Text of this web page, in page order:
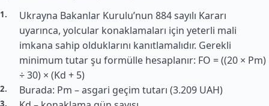
Ukrayna Bakanlar Kurulu’nun 884 sayılı Kararı
uyarınca, yolcular konaklamaları için yeterli mali
imkana sahip olduklarını kanıtlamalıdır. Gerekli
minimum tutar şu formülle hesaplanır: FO = ((20 × Pm)
÷ 30) × (Kd + 5)
Burada: Pm – asgari geçim tutarı (3.209 UAH)